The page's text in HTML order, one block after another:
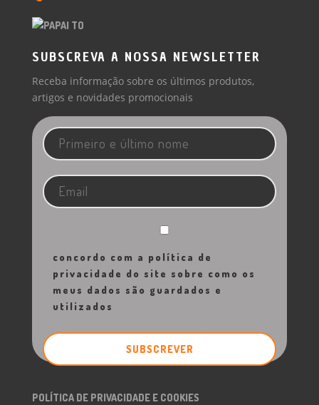
SUBSCREVA A NOSSA NEWSLETTER
Receba informação sobre os últimos produtos,
artigos e novidades promocionais
concordo com a política de
privacidade do site sobre como os
meus dados são guardados e
utilizados
POLÍTICA DE PRIVACIDADE E COOKIES